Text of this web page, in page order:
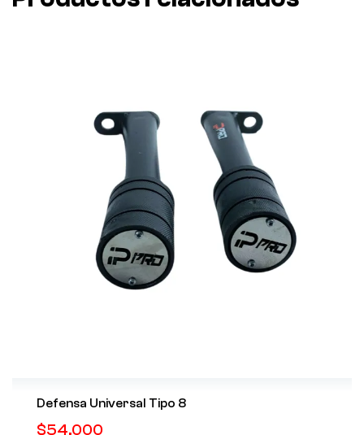
Defensa Universal Tipo 8
$54.000